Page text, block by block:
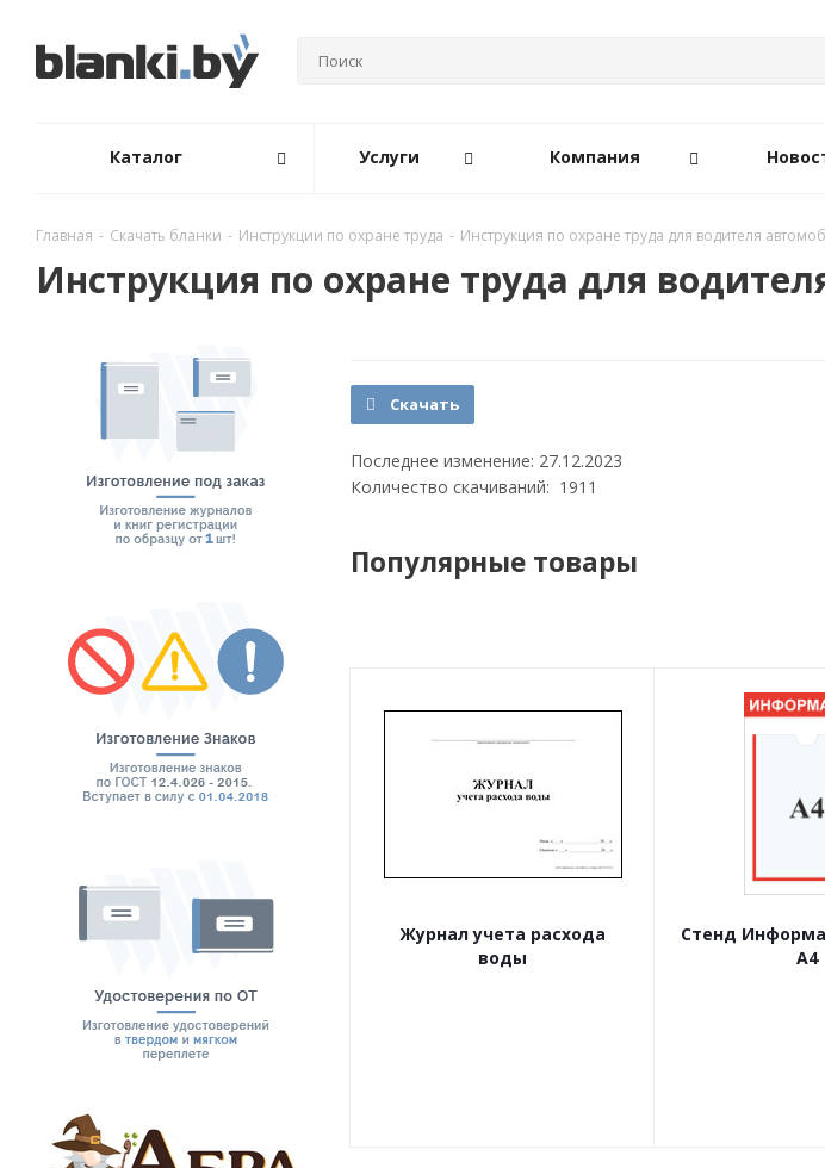
Каталог Услуги Компания
Главная - Скачать бланки - Инструкции по охране труда - Инструкция по охране труда для водителя
Инструкция по охране труда для
Скачать
Последнее изменение: 27.12.2023
Количество скачиваний: 1911
Популярные товары
Журнал учета расхода
воды
Стенд
А4